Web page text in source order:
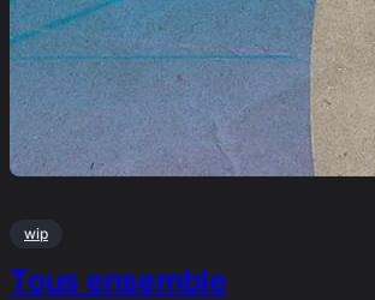
wip
Tous ensemble